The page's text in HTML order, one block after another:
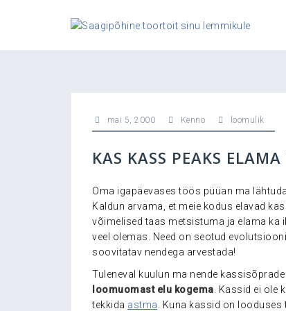
mai 5, 2000 Kenno loomulik
KAS KASS PEAKS
Oma igapäevases töös püüan ma
Kaldun arvama, et meie kodus elavad
võimelised taas metsistuma ja elama ka
veel olemas. Need on seotud
soovitatav nendega arvestada!
Tuleneval kuulun ma nende
loomuomast elu kogema Kassid ei ole
tekkida astma
Kuna kassid on looduses